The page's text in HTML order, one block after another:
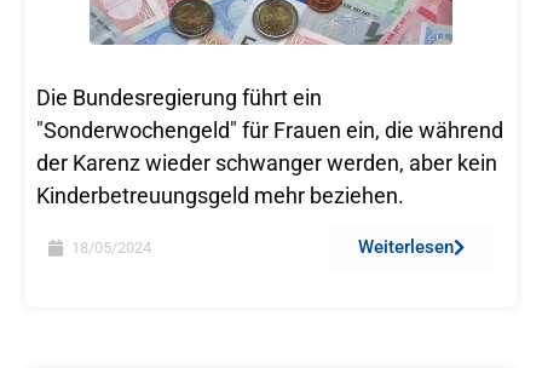
Die Bundesregierung führt ein
"Sonderwochengeld" für Frauen ein, die während
der Karenz wieder schwanger werden, aber kein
Kinderbetreuungsgeld mehr beziehen.
18/05/2024 Weiterlesen